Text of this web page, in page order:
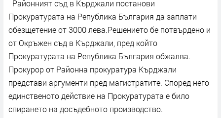
Районният съд в Кърджали постанови
Прокуратурата на Република България да заплати
обезщетение от 3000 лева.Решението бе потвърдено и
от Окръжен съд в Кърджали, пред който
Прокуратурата на Република България обжалва.
Прокурор от Районна прокуратура Кърджали
представи аргументи пред магистратите. Според него
единственото действие на Прокуратурата е било
спирането на досъдебното производство.